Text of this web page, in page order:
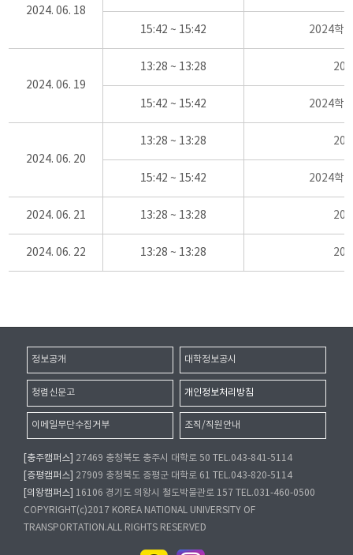
2024. 06. 18
15:42 ~ 15:42 2024학
2024. 06. 19
13:28 ~ 13:28
15:42 ~ 15:42 2024학
2024. 06. 20
13:28 ~ 13:28
15:42 ~ 15:42 2024학
2024. 06. 21 13:28 ~ 13:28
2024. 06. 22 13:28 ~ 13:28
정보공개 대학정보공시
청렴신문고 개인정보처리방침
이메일무단수집거부 조직/직원안내
[충주캠퍼스]
27469 충청북도 충주시 대학로 50 TEL.043-841-5114
[증평캠퍼스]
27909 충청북도 증평군 대학로 61 TEL.043-820-5114
[의왕캠퍼스]
16106 경기도 의왕시 철도박물관로 157 TEL.031-460-0500
COPYRIGHT(c)2017 KOREA NATIONAL UNIVERSITY OF
TRANSPORTATION.ALL RIGHTS RESERVED